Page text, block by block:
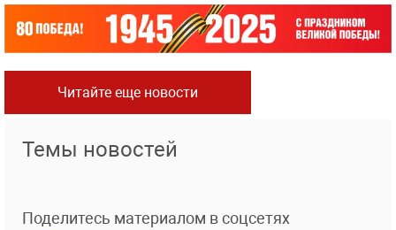
Читайте еще новости
Темы новостей
Поделитесь материалом в соцсетях